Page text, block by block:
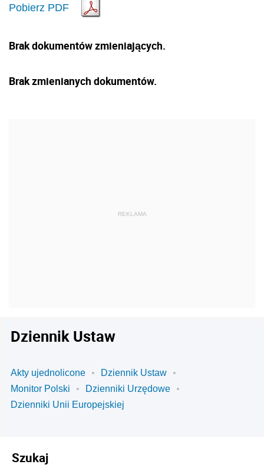
Pobierz PDF
Brak dokumentów zmieniających.
Brak zmienianych dokumentów.
Dziennik Ustaw
Akty ujednolicone
Dziennik Ustaw
Monitor Polski
Dzienniki Urzędowe
Dzienniki Unii Europejskiej
Szukaj